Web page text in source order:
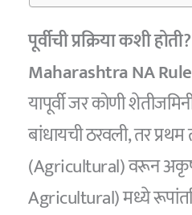
पूर्वीची प्रक्रिया कशी होती?
Maharashtra NA
यापूर्वी जर कोणी
बांधायची ठरवली, तर
(Agricultural) वरून
Agricultural) मध्ये